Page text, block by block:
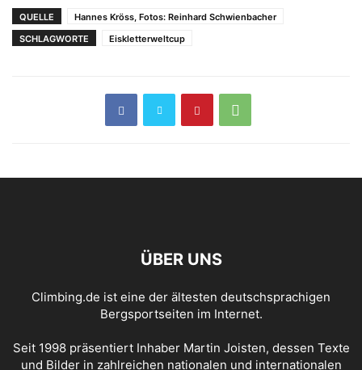
Marmot ICEFIGHT
2012
Boulderweltcup in
Innsbruck
QUELLE
Hannes Kröss, Fotos: Reinhard Schwienbacher
SCHLAGWORTE
Eiskletterweltcup
ÜBER UNS
Climbing.de ist eine der ältesten deutschsprachigen
Bergsportseiten im Internet.
Seit 1998 präsentiert Inhaber Martin Joisten, dessen Texte
und Bilder in zahlreichen nationalen und internationalen